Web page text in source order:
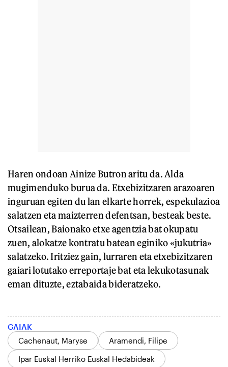
Haren ondoan Ainize Butron aritu da. Alda
mugimenduko burua da. Etxebizitzaren arazoaren
inguruan egiten du lan elkarte horrek, espekulazioa
salatzen eta maizterren defentsan, besteak beste.
Otsailean, Baionako etxe agentzia bat okupatu
zuen, alokatze kontratu batean eginiko «jukutria»
salatzeko. Iritziez gain, lurraren eta etxebizitzaren
gaiari lotutako erreportaje bat eta lekukotasunak
eman dituzte, eztabaida bideratzeko.
GAIAK
Cachenaut, Maryse
Aramendi, Filipe
Ipar Euskal Herriko Euskal Hedabideak